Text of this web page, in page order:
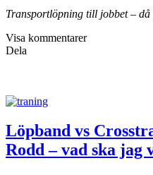
Transportlöpning till jobbet –
Visa kommentarer
Dela
Löpband vs
Rodd – vad ska jag